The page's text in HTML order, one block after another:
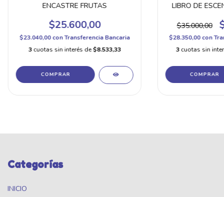
ENCASTRE FRUTAS
$25.600,00
$23.040,00conTransferencia Bancaria
3cuotas sin interés de$8.533,33
COMPRAR
LIBRO DE
$35.000,00
$28.350,00con
3cuotas sin
Categorías
INICIO